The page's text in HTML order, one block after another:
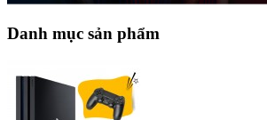
Danh mục sản phẩm